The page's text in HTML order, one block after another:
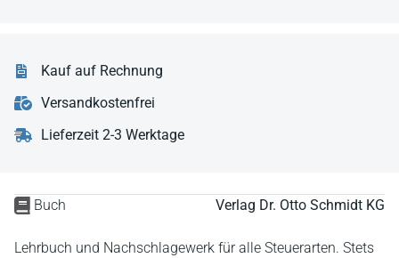
Buch Verlag Dr. Otto Schmidt KG
Lehrbuch und Nachschlagewerk für alle Steuerarten. Stets
Kauf auf Rechnung
Versandkostenfrei
Lieferzeit 2-3 Werktage